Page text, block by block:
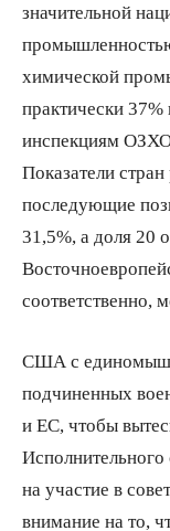
значительной
химической
практически
инспекциям ОЗХО
Показатели
последующие
31,5%, а доля 20
соответственно,
США с
подчиненных
и ЕС, чтобы
на участие в
внимание на то,